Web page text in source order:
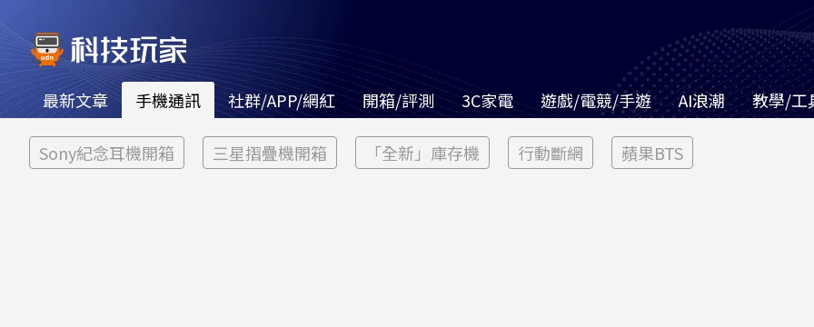
最新文章 手機通訊 社群/APP/網紅 開箱/評測 3C家電 遊戲/電競/手遊 AI浪潮 教學/工
Sony紀念耳機開箱 三星摺疊機開箱 「全新」庫存機 行動斷網 蘋果BTS